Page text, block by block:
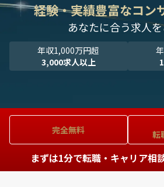
経験・実績豊富なコン
あなたに合う求人
年収1,000万円超
3,000求人以上
完全無料
転
まずは1分で転職・キャリア相